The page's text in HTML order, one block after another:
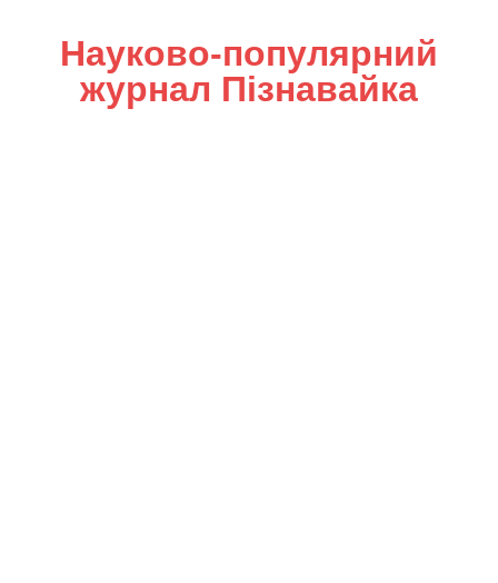
Науково-популярний
журнал Пізнавайка